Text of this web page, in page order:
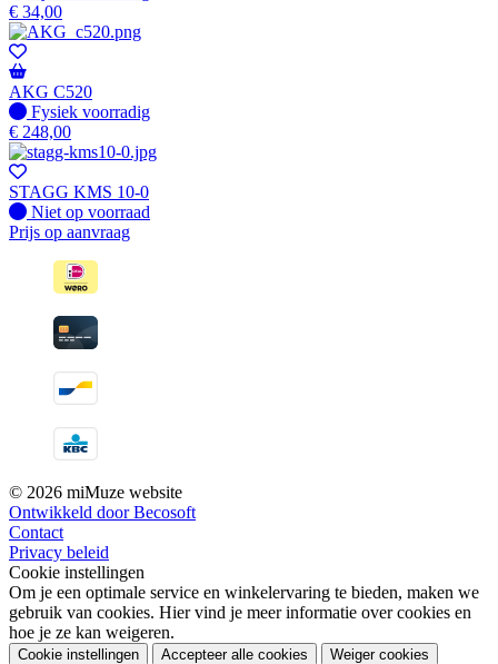
€ 34,00
AKG C520
Fysiek voorradig
Fysiek voorradig
€ 248,00
STAGG KMS 10-0
Fysiek voorradig
Niet op voorraad
Prijs op aanvraag
© 2026 miMuze website
Ontwikkeld door Becosoft
Contact
Privacy beleid
Cookie instellingen
Om je een optimale service en winkelervaring te bieden, maken we
gebruik van cookies. Hier vind je meer informatie over cookies en
hoe je ze kan weigeren.
Cookie instellingen Accepteer alle cookies Weiger cookies